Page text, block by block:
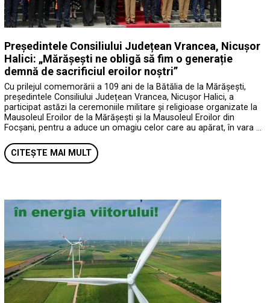
Președintele Consiliului Județean Vrancea, Nicușor
Halici: „Mărășești ne obligă să fim o generație
demnă de sacrificiul eroilor noștri”
Cu prilejul comemorării a 109 ani de la Bătălia de la Mărășești,
președintele Consiliului Județean Vrancea, Nicușor Halici, a
participat astăzi la ceremoniile militare și religioase organizate la
Mausoleul Eroilor de la Mărășești și la Mausoleul Eroilor din
Focșani, pentru a aduce un omagiu celor care au apărat, în vara …
CITEȘTE MAI MULT